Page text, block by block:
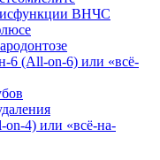
ВНЧС
6 (All-on-6) или «всё-
4) или «всё-на-